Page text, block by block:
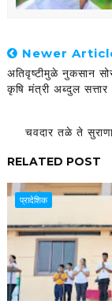
Newer
अतिवृष्टीमुळे नुकसान
कृषि मंत्री अब्दुल सत्तार
चवदार तळे ते
RELATED POST
प्रादेशिक